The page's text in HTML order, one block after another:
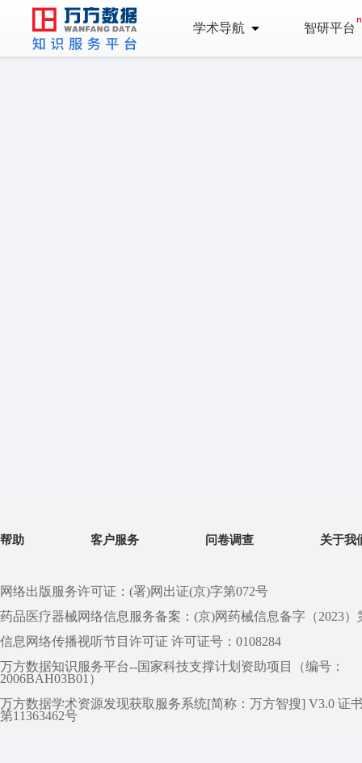
学术导航 智研平台
帮助 客户服务 问卷调查 关于我
网络出版服务许可证：(署)网出证(京)字第072号
药品医疗器械网络信息服务备案：(京)网药械信息备字（2023）
信息网络传播视听节目许可证 许可证号：0108284
万方数据知识服务平台--国家科技支撑计划资助项目（编号：
2006BAH03B01）
万方数据学术资源发现获取服务系统[简称：万方智搜] V3.0 证
第11363462号